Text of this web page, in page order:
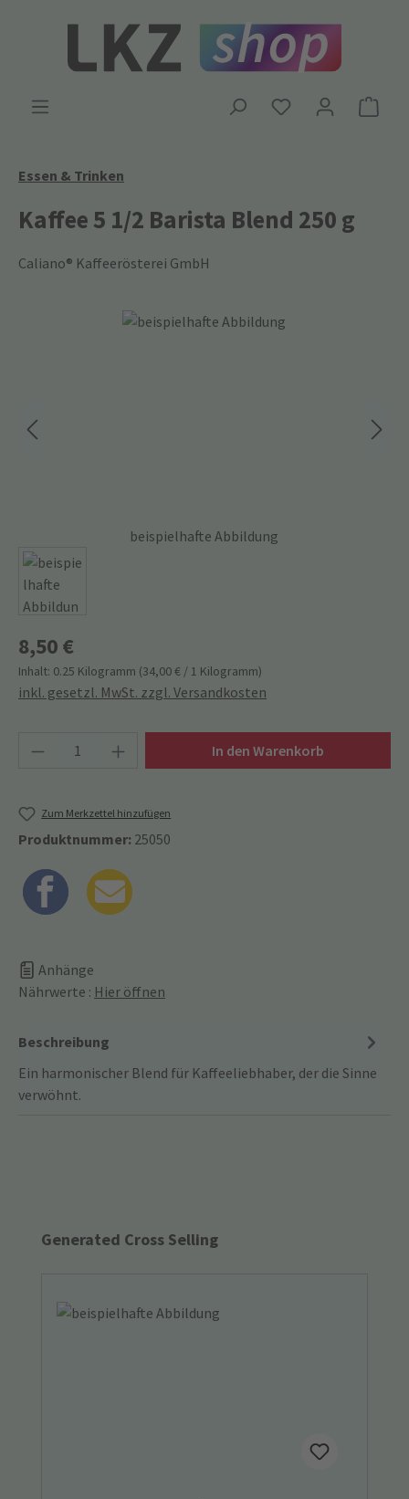
Zum Hauptinhalt springen
Essen & Trinken
Kaffee 5 1/2 Barista Blend 250 g
Caliano® Kaffeerösterei GmbH
Bildergalerie überspringen
beispielhafte Abbildung
8,50 €
Inhalt: 0.25 Kilogramm (34,00 € / 1 Kilogramm)
inkl. gesetzl. MwSt. zzgl. Versandkosten
Produkt Anzahl: Gib den gewünschten Wert
In den Warenkorb
Zum Merkzettel hinzufügen
Produktnummer: 25050
Anhänge
Nährwerte : Hier öffnen
Beschreibung
Ein harmonischer Blend für Kaffeeliebhaber, der die Sinne
verwöhnt.
Produktgalerie überspringen
Generated Cross Selling